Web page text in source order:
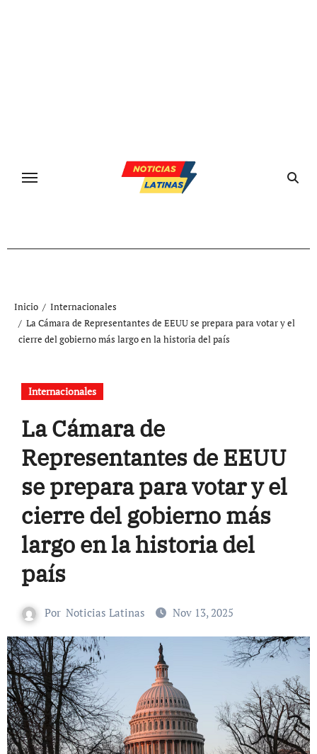
Inicio
Internacionales
La Cámara de Representantes de EEUU se prepara para votar y el
cierre del gobierno más largo en la historia del país
Internacionales
La Cámara de
Representantes de EEUU
se prepara para votar y el
cierre del gobierno más
largo en la historia del
país
Por Noticias Latinas Nov 13, 2025